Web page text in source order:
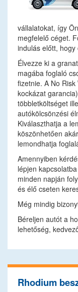
vállalatokat, így
megfelelő céget.
indulás előtt,
Élvezze ki a
magába foglaló
fizetnie. A No
kockázat
többletköltséget
autókölcsönzési
Kiválaszthatja a
köszönhetően
lemondhatja
Amennyiben
lépjen
minden napján
és élő cseten
Még mindig
Béreljen autót a
lehetőség,
Rhodium